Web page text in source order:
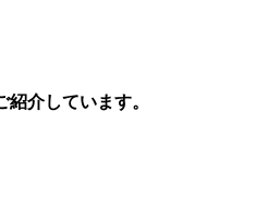
紹介しています。